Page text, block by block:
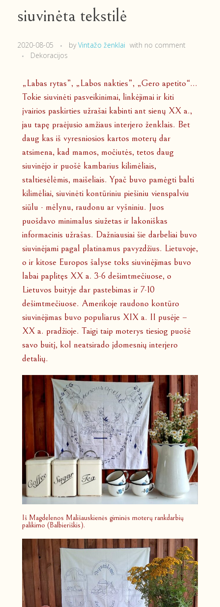
siuvinėta tekstilė
2020-08-05 by Vintažo ženklai with no comment
Dekoracijos
„Labas rytas”, „Labos nakties”, „Gero apetito“...
Tokie siuvinėti pasveikinimai, linkėjimai ir kiti
įvairios paskirties užrašai kabinti ant sienų XX a.,
jau tapę praėjusio amžiaus interjero ženklais. Bet
daug kas iš vyresniosios kartos moterų dar
atsimena, kad mamos, močiutės, tetos daug
siuvinėjo ir puošė kambarius kilimėliais,
staltiesėlėmis, maišeliais. Ypač buvo pamėgti balti
kilimėliai, siuvinėti kontūriniu piešiniu vienspalviu
siūlu - mėlynu, raudonu ar vyšniniu. Juos
puošdavo minimalus siužetas ir lakoniškas
informacinis užrašas. Dažniausiai šie darbeliai buvo
siuvinėjami pagal platinamus pavyzdžius. Lietuvoje,
o ir kitose Europos šalyse toks siuvinėjimas buvo
labai paplitęs XX a. 3-6 dešimtmečiuose, o
Lietuvos buityje dar pastebimas ir 7-10
dešimtmečiuose. Amerikoje raudono kontūro
siuvinėjimas buvo populiarus XIX a. II pusėje –
XX a. pradžioje. Taigi taip moterys tiesiog puošė
savo buitį, kol neatsirado įdomesnių interjero
detalių.
Iš Magdelenos Mališauskienės giminės moterų rankdarbių
palikimo (Balbieriškis).